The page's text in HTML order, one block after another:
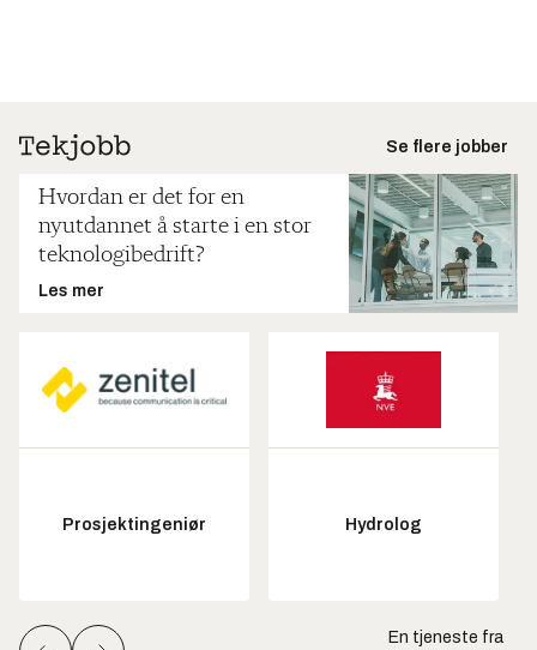
Se flere jobber
Hvordan er det for en
nyutdannet å starte i en stor
teknologibedrift?
Les mer
Prosjektingeniør Hydrolog
En tjeneste fra